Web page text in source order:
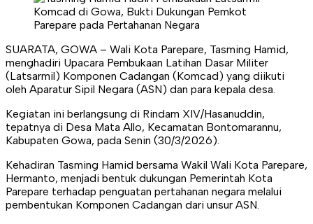
SUARATA, GOWA – Wali Kota Parepare, Tasming Hamid,
menghadiri Upacara Pembukaan Latihan Dasar Militer
(Latsarmil) Komponen Cadangan (Komcad) yang diikuti
oleh Aparatur Sipil Negara (ASN) dan para kepala desa.
Kegiatan ini berlangsung di Rindam XIV/Hasanuddin,
tepatnya di Desa Mata Allo, Kecamatan Bontomarannu,
Kabupaten Gowa, pada Senin (30/3/2026).
Kehadiran Tasming Hamid bersama Wakil Wali Kota Parepare,
Hermanto, menjadi bentuk dukungan Pemerintah Kota
Parepare terhadap penguatan pertahanan negara melalui
pembentukan Komponen Cadangan dari unsur ASN.